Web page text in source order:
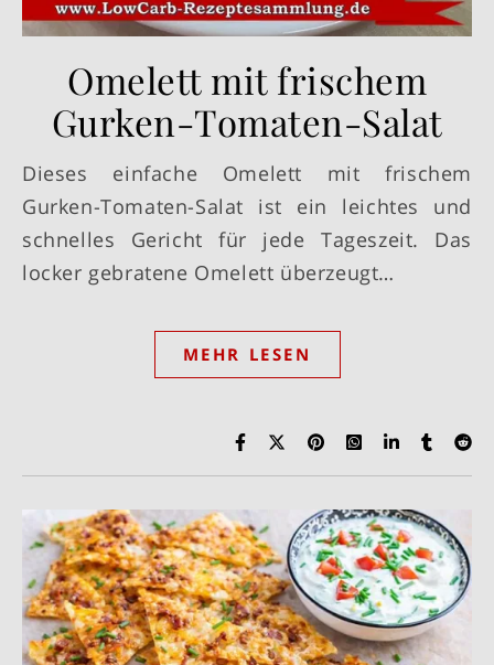
Omelett mit frischem
Gurken-Tomaten-Salat
Dieses einfache Omelett mit frischem
Gurken-Tomaten-Salat ist ein leichtes und
schnelles Gericht für jede Tageszeit. Das
locker gebratene Omelett überzeugt…
MEHR LESEN